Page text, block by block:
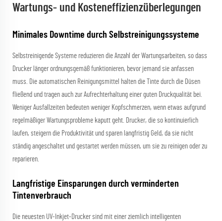
Wartungs- und Kosteneffizienzüberlegungen
Minimales Downtime durch Selbstreinigungssysteme
Selbstreinigende Systeme reduzieren die Anzahl der Wartungsarbeiten, so dass
Drucker länger ordnungsgemäß funktionieren, bevor jemand sie anfassen
muss. Die automatischen Reinigungsmittel halten die Tinte durch die Düsen
fließend und tragen auch zur Aufrechterhaltung einer guten Druckqualität bei.
Weniger Ausfallzeiten bedeuten weniger Kopfschmerzen, wenn etwas aufgrund
regelmäßiger Wartungsprobleme kaputt geht. Drucker, die so kontinuierlich
laufen, steigern die Produktivität und sparen langfristig Geld, da sie nicht
ständig angeschaltet und gestartet werden müssen, um sie zu reinigen oder zu
reparieren.
Langfristige Einsparungen durch verminderten
Tintenverbrauch
Die neuesten UV-Inkjet-Drucker sind mit einer ziemlich intelligenten